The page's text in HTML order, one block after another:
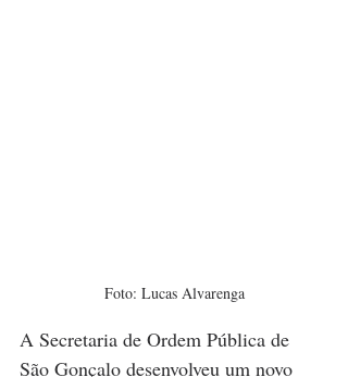
Foto: Lucas Alvarenga
A Secretaria de Ordem Pública de
São Gonçalo desenvolveu um novo